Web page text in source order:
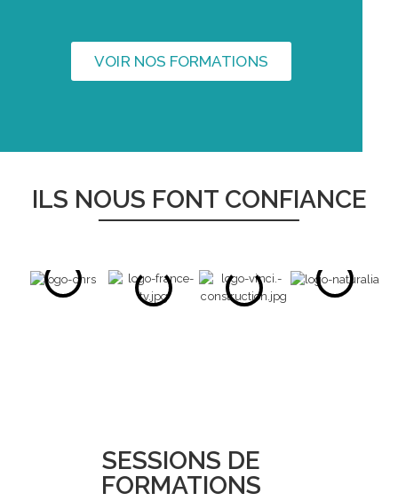
VOIR NOS FORMATIONS
ILS NOUS FONT CONFIANCE
SESSIONS DE
FORMATIONS